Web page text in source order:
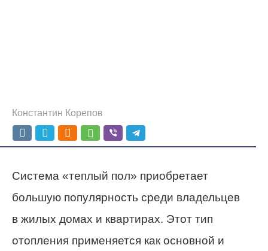
Константин Корепов
Система «теплый пол» приобретает
большую популярность среди владельцев
в жилых домах и квартирах. Этот тип
отопления применяется как основной и